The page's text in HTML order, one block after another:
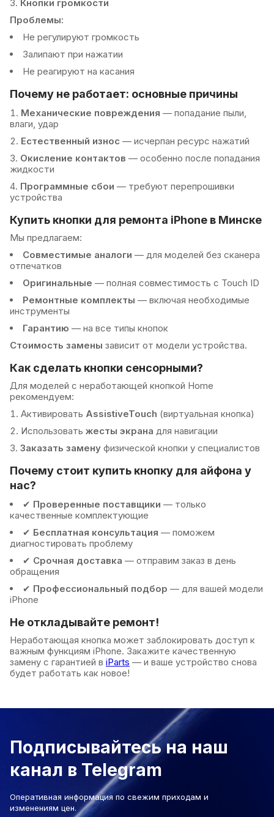
Кнопки громкости
Проблемы:
Не регулируют громкость
Залипают при нажатии
Не реагируют на касания
Почему не работает: основные причины
Механические повреждения — попадание пыли,
влаги, удар
Естественный износ — исчерпан ресурс нажатий
Окисление контактов — особенно после попадания
жидкости
Программные сбои — требуют перепрошивки
устройства
Купить кнопки для ремонта iPhone в Минске
Мы предлагаем:
Совместимые аналоги — для моделей без сканера
отпечатков
Оригинальные — полная совместимость с Touch ID
Ремонтные комплекты — включая необходимые
инструменты
Гарантию — на все типы кнопок
Стоимость замены зависит от модели устройства.
Как сделать кнопки сенсорными?
Для моделей с неработающей кнопкой Home
рекомендуем:
Активировать AssistiveTouch (виртуальная кнопка)
Использовать жесты экрана для навигации
Заказать замену физической кнопки у специалистов
Почему стоит купить кнопку для айфона у
нас?
✔ Проверенные поставщики — только
качественные комплектующие
✔ Бесплатная консультация — поможем
диагностировать проблему
✔ Срочная доставка — отправим заказ в день
обращения
✔ Профессиональный подбор — для вашей модели
iPhone
Не откладывайте ремонт!
Неработающая кнопка может заблокировать доступ к
важным функциям iPhone. Закажите качественную
замену с гарантией в iParts — и ваше устройство снова
будет работать как новое!
Подписывайтесь на наш
канал в Telegram
Оперативная информация по свежим приходам и
изменениям цен.